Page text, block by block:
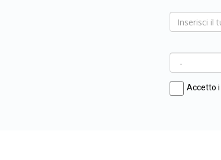
Accetto i